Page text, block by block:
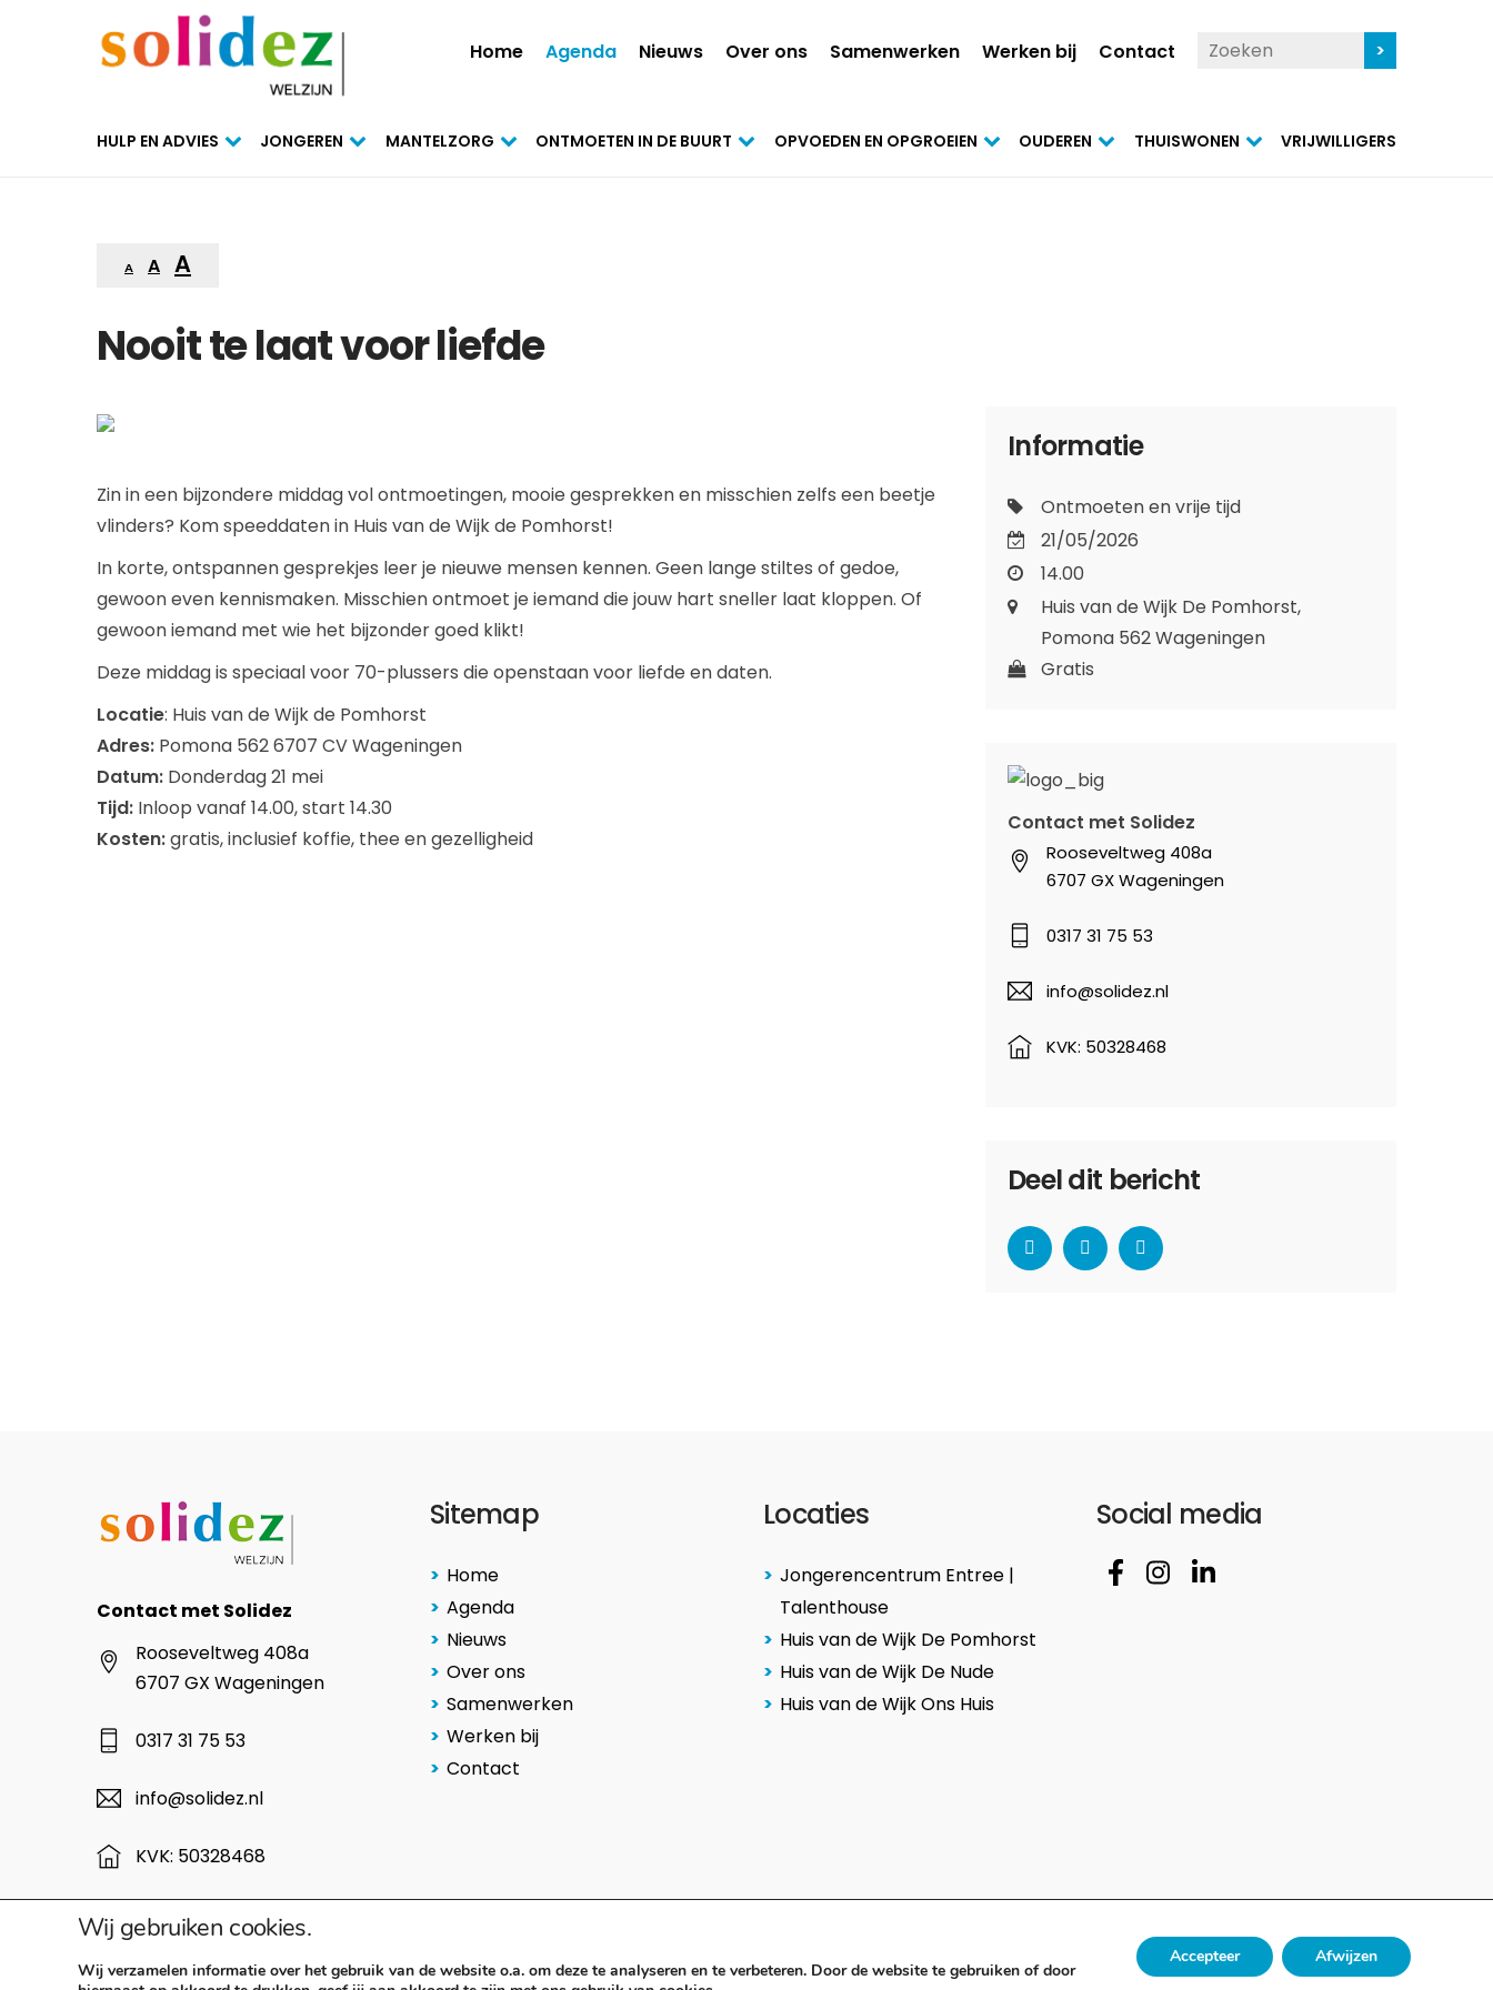
Home Agenda Nieuws Over ons Samenwerken Werken bij Contact
HULP EN ADVIES JONGEREN MANTELZORG ONTMOETEN IN DE BUURT OPVOEDEN EN OPGROEIEN OUDEREN THUISWONEN VRIJWILLIGERS
A A A
Nooit te laat voor liefde
Zin in een bijzondere middag vol ontmoetingen, mooie gesprekken en misschien zelfs een beetje
vlinders? Kom speeddaten in Huis van de Wijk de Pomhorst!
In korte, ontspannen gesprekjes leer je nieuwe mensen kennen. Geen lange stiltes of gedoe,
gewoon even kennismaken. Misschien ontmoet je iemand die jouw hart sneller laat kloppen. Of
gewoon iemand met wie het bijzonder goed klikt!
Deze middag is speciaal voor 70-plussers die openstaan voor liefde en daten.
Locatie: Huis van de Wijk de Pomhorst
Adres: Pomona 562 6707 CV Wageningen
Datum: Donderdag 21 mei
Tijd: Inloop vanaf 14.00, start 14.30
Kosten:gratis, inclusief koffie, thee en gezelligheid
Informatie
Ontmoeten en vrije tijd
21/05/2026
14.00
Huis van de Wijk De Pomhorst,
Pomona 562 Wageningen
Gratis
Contact met Solidez
Rooseveltweg 408a
6707 GX Wageningen
0317 31 75 53
info@solidez.nl
KVK: 50328468
Deel dit bericht
Contact met Solidez
Rooseveltweg 408a
6707 GX Wageningen
0317 31 75 53
info@solidez.nl
KVK: 50328468
Sitemap
Home
Agenda
Nieuws
Over ons
Samenwerken
Werken bij
Contact
Locaties
Jongerencentrum Entree |
Talenthouse
Huis van de Wijk De Pomhorst
Huis van de Wijk De Nude
Huis van de Wijk Ons Huis
Social media
Copyright © 2023 Solidez |Colofon Privacy Statement Cookiebeleid Klachtenregeling
Wij gebruiken cookies.
Wij verzamelen informatie over het gebruik van de website o.a. om deze te analyseren en te verbeteren. Door de website te gebruiken of door
Accepteer Afwijzen